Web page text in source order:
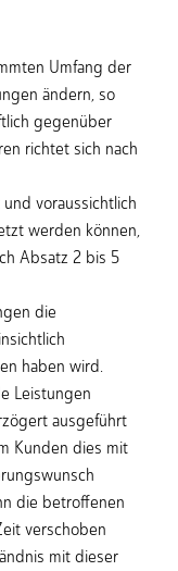
Umfang der
ändern, so
gegenüber
richtet sich nach
voraussichtlich
werden können,
Absatz 2 bis 5
die
haben wird.
Leistungen
ausgeführt
Kunden dies mit
die betroffenen
verschoben
mit dieser